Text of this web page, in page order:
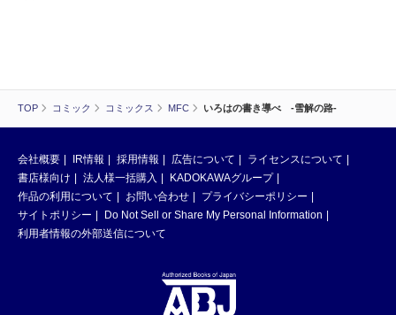
TOP コミック コミックス MFC いろはの書き導べ -雪解の路-
会社概要 IR情報 採用情報 広告について
ライセンスについて
書店様向け
法人様一括購入
KADOKAWAグループ
作品の利用について
お問い合わせ
プライバシーポリシー
サイトポリシー
Do Not Sell or Share My Personal Information
利用者情報の外部送信について